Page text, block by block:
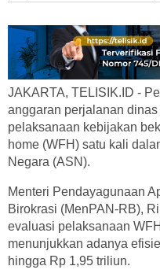
JAKARTA, TELISIK.ID -
anggaran perjalanan
pelaksanaan kebijakan
home (WFH) satu kali
Negara (ASN).
Menteri Pendayagunaan
Birokrasi (MenPAN-RB),
evaluasi pelaksanaan
menunjukkan adanya
hingga Rp 1,95 triliun.